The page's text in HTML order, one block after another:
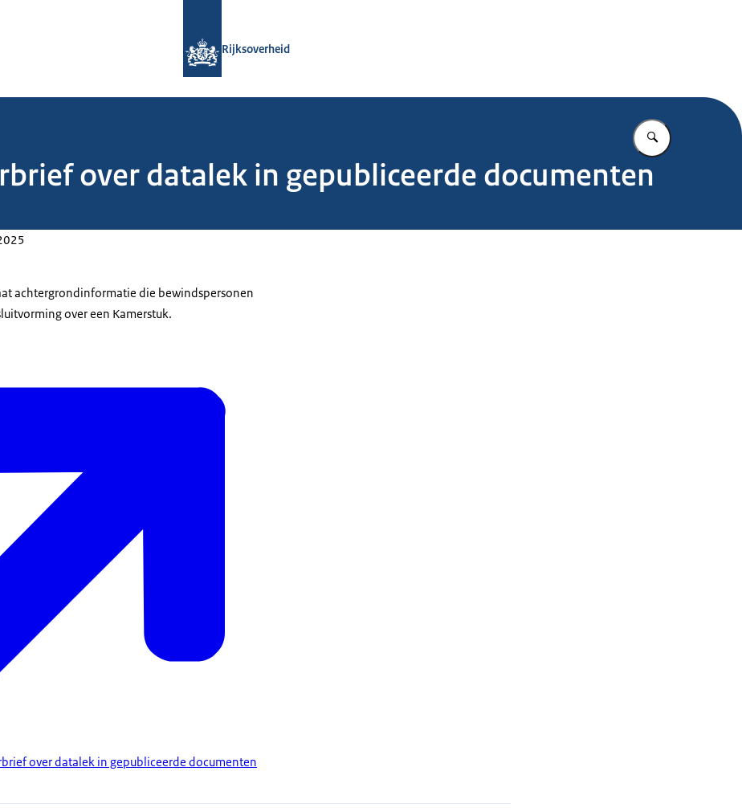
Rijksoverheid
Vul in wat u
over datalek in gepubliceerde documenten
achtergrondinformatie die bewindspersonen
over een Kamerstuk.
over datalek in gepubliceerde documenten